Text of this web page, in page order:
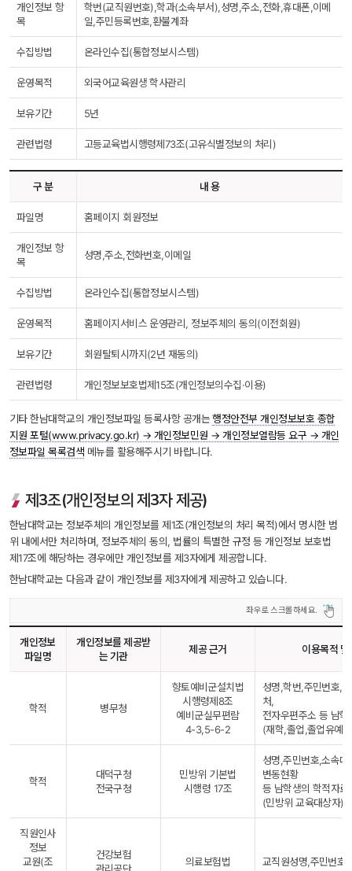
개인정보 항
목
학번(교직원번호),학과(소속부서),성명,주소,전화,휴대폰,이메
일,주민등록번호,환불계좌
수집방법 온라인수집(통합정보시스템)
운영목적 외국어교육원생 학사관리
보유기간 5년
관련법령 고등교육법시행령제73조(고유식별정보의 처리)
구 분 내 용
파일명 홈페이지 회원정보
개인정보 항
목
성명,주소,전화번호,이메일
수집방법 온라인수집(통합정보시스템)
운영목적 홈페이지서비스 운영관리, 정보주체의 동의(이전회원)
보유기간 회원탈퇴시까지(2년 재동의)
관련법령 개인정보보호법제15조(개인정보의수집·이용)
기타 한남대학교의 개인정보파일 등록사항 공개는 행정안전부 개인정보보호 종합
지원 포털(www.privacy.go.kr) → 개인정보민원 → 개인정보열람등 요구 → 개인
정보파일 목록검색 메뉴를 활용해주시기 바랍니다.
제3조(개인정보의 제3자 제공)
한남대학교는 정보주체의 개인정보를 제1조(개인정보의 처리 목적)에서 명시한 범
위 내에서만 처리하며, 정보주체의 동의, 법률의 특별한 규정 등 개인정보 보호법
제17조에 해당하는 경우에만 개인정보를 제3자에게 제공합니다.
한남대학교는 다음과 같이 개인정보를 제3자에게 제공하고 있습니다.
개인정보
파일명
개인정보를 제공받
는 기관
제공 근거 이용목적 및
학적 병무청
향토예비군설치법
시행령제8조
예비군실무편람
4-3,5-6-2
성명,학번,주민번호,
처,
전자우편주소 등 남
(재학,졸업,졸업유예
학적
대덕구청
전국구청
민방위 기본법
시행령 17조
성명,주민번호,소속
변동현황
등 남학생의 학적자
(민방위 교육대상자)
직원인사
정보
교원(조
건강보험
관리공단
의료보험법 교직원성명,주민번호,